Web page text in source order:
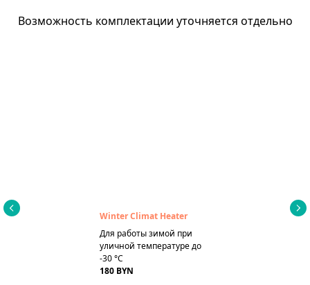
Возможность комплектации уточняется отдельно
Winter Climat Heater
Для работы зимой при
уличной температуре до
-30 °C
180 BYN